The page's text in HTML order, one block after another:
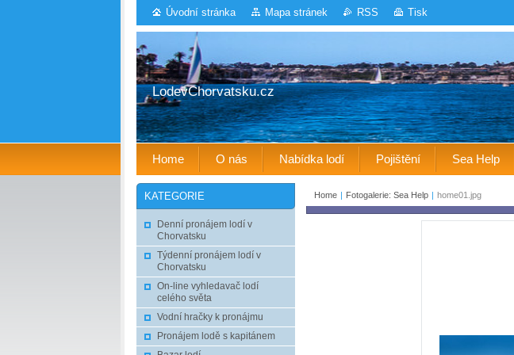
Úvodní stránka Mapa stránek RSS Tisk
LodevChorvatsku.cz
Home O nás Nabídka lodí Pojištění Sea Help
Home | Fotogalerie: Sea Help | home01.jpg
KATEGORIE
Denní pronájem lodí v
Chorvatsku
Týdenní pronájem lodí v
Chorvatsku
On-line vyhledavač lodí
celého světa
Vodní hračky k pronájmu
Pronájem lodě s kapitánem